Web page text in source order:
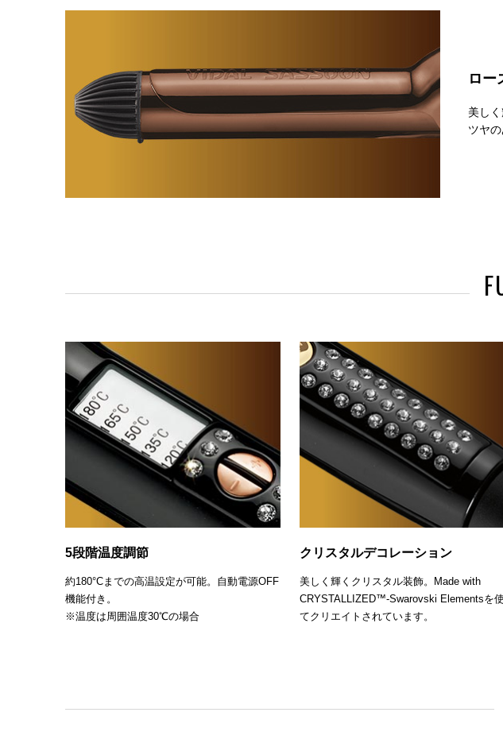
ロー
美し
ツヤ
5段階温度調節
約180°Cまでの高温設定が可能。自動電源OFF
機能付き。
※温度は周囲温度30℃の場合
クリスタルデコレーション
美しく輝くクリスタル装飾。Made with
CRYSTALLIZED™-Swarovski Elementsを
てクリエイトされています。